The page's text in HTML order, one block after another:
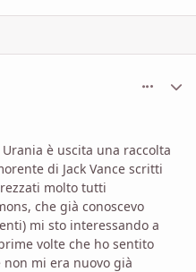
è uscita una raccolta
di Jack Vance scritti
molto tutti
che già conoscevo
mi sto interessando a
volte che ho sentito
mi era nuovo già